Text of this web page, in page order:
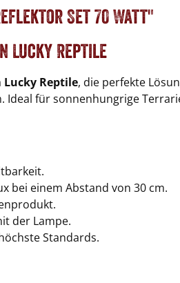
Set 70 Watt"
Lucky Reptile
Lucky Reptile, die perfekte
für sonnenhungrige
bei einem Abstand von 30 cm.
der Lampe.
Standards.